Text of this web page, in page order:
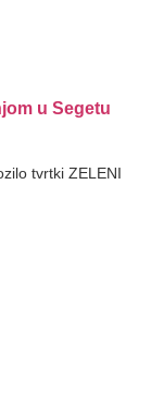
u Segetu
tvrtki ZELENI